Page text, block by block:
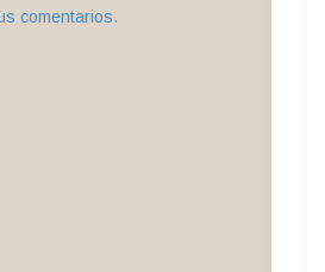
comentarios.